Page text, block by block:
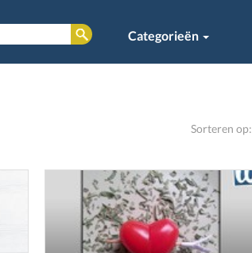
Categorieën
Sorteren op: